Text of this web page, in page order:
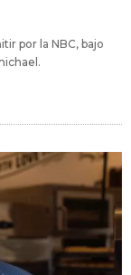
por la NBC, bajo